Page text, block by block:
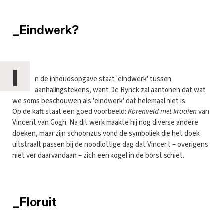
_Eindwerk?
I
n de inhoudsopgave staat 'eindwerk' tussen
aanhalingstekens, want De Rynck zal aantonen dat wat
we soms beschouwen als 'eindwerk' dat helemaal niet is.
Op de kaft staat een goed voorbeeld:Korenveld met kraaienvan
Vincent van Gogh. Na dit werk maakte hij nog diverse andere
doeken, maar zijn schoonzus vond de symboliek die het doek
uitstraalt passen bij de noodlottige dag dat Vincent – overigens
niet ver daarvandaan – zich een kogel in de borst schiet.
_Floruit